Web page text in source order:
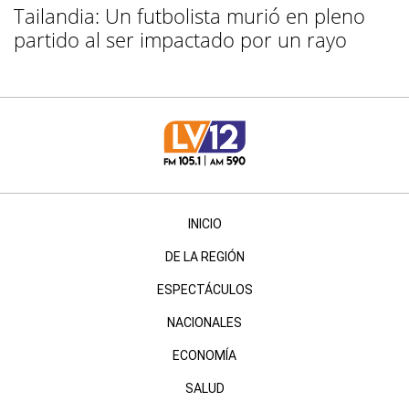
Tailandia: Un futbolista murió en pleno
partido al ser impactado por un rayo
INICIO
DE LA REGIÓN
ESPECTÁCULOS
NACIONALES
ECONOMÍA
SALUD